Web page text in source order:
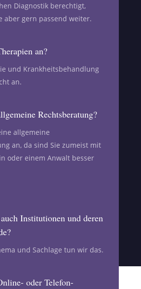
Diagnostik berechtigt,
aber gern passend weiter.
an?
und Krankheitsbehandlung
an.
Rechtsberatung?
allgemeine
an, da sind Sie zumeist mit
oder einem Anwalt besser
Institutionen und deren
und Sachlage tun wir das.
oder Telefon-